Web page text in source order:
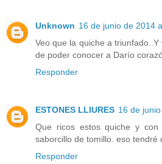
Unknown 16 de junio de 2014
Veo que la quiche a
de poder conocer a Darío
Responder
ESTONES LLIURES 16 de
Que ricos estos quiche y
saborcillo de tomillo. eso tendré
Responder